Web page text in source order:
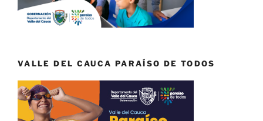
VALLE DEL CAUCA PARAÍSO DE TODOS